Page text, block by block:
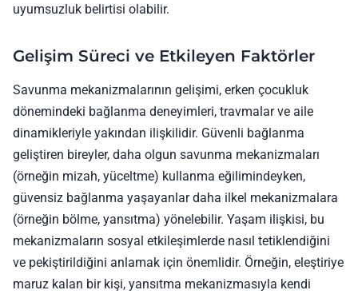
uyumsuzluk belirtisi olabilir.
Gelişim Süreci ve Etkileyen Faktörler
Savunma mekanizmalarının gelişimi, erken çocukluk
dönemindeki bağlanma deneyimleri, travmalar ve aile
dinamikleriyle yakından ilişkilidir. Güvenli bağlanma
geliştiren bireyler, daha olgun savunma mekanizmaları
(örneğin mizah, yüceltme) kullanma eğilimindeyken,
güvensiz bağlanma yaşayanlar daha ilkel mekanizmalara
(örneğin bölme, yansıtma) yönelebilir. Yaşam ilişkisi, bu
mekanizmaların sosyal etkileşimlerde nasıl tetiklendiğini
ve pekiştirildiğini anlamak için önemlidir. Örneğin, eleştiriye
maruz kalan bir kişi, yansıtma mekanizmasıyla kendi